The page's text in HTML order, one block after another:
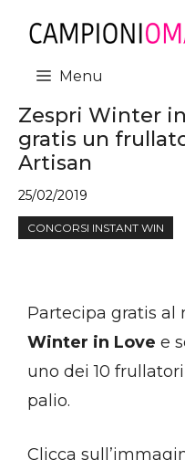
contenuto
Menu
Zespri Winter
gratis un
Artisan
25/02/2019
CONCORSI INSTANT WIN
Partecipa gratis al
Winter in Love e
uno dei 10 frullatori
palio.
Clicca